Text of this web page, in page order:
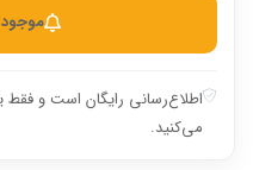
اطلاع‌رسانی رایگان است و فقط
می‌کنید.